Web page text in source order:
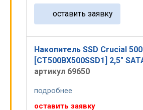
оставить заявку
Накопитель SSD Crucial
[CT500BX500SSD1] 2,5"
артикул 69650
подробнее
оставить заявку